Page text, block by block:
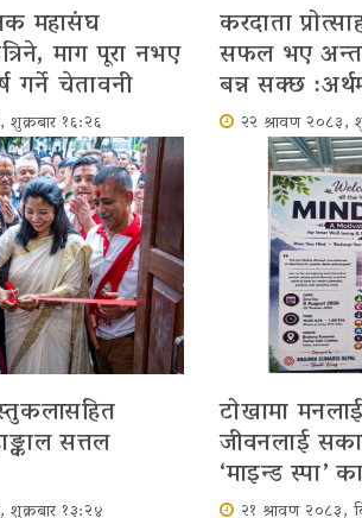
महासंघ
माग पूरा नभए
गर्ने चेतावनी
शुक्रबार १६:२६
करदाता
सफल भए
बन्न सक्छ
२२ श्रावण २०८३,
सत्तल
टोखामा
जीवनलाई
‘माइन्ड स्पा’